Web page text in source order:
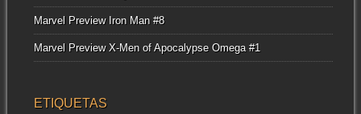
Marvel Preview Iron Man #8
Marvel Preview X-Men of Apocalypse Omega #1
ETIQUETAS